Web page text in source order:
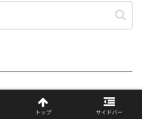
トップ サイドバー